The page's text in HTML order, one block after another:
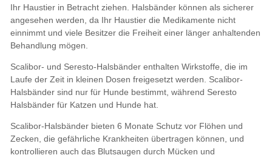
Scalibor- Seresto-Halsbänder